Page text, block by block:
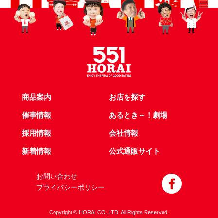
商品案内 お店を探す
催事情報 あるとき～！劇場
採用情報 会社情報
新着情報 公式通販サイト
お問い合わせ
プライバシーポリシー
Copyright © HORAI CO.,LTD. All Rights Reserved.